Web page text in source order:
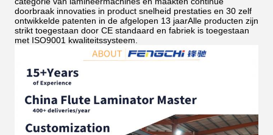
doorbraak innovaties in product snelheid prestaties en 30 zelf
ontwikkelde patenten in de afgelopen 13 jaarAlle producten zijn
strikt toegestaan door CE standaard en fabriek is toegestaan
met ISO9001 kwaliteitssysteem.